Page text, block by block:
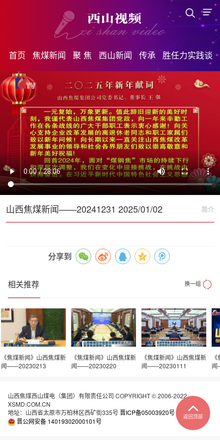
首页 焦煤新闻 聚 焦 西山新闻 传承 胜任力实践谈
山西焦煤新闻——20241231 2025/01/02 简介
分享到
相关推荐 换一组
《焦煤新闻》山西焦煤新
闻——20230213
《焦煤新闻》山西焦煤新
闻——20230220
《焦煤新闻》山西焦煤新
闻——20230111
山西焦煤西山煤电（集团）有限责任公司 COPYRIGHT © 2006-2022
XSMD.COM.CN
地址：山西省太原市万柏林区西矿街335号晋ICP备05003920号
晋公网安备 14019302000101号
返回顶部